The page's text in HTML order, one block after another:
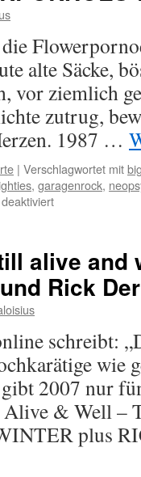
alte Säcke,
vor ziemlich
zutrug,
1987 …
| Verschlagwortet mit
, garagenrock,
für
Aloisius,
Folge
1000:
waren
zu
laut
alive and
Rick
schreibt:
wie
2007 nur
& Well –
plus